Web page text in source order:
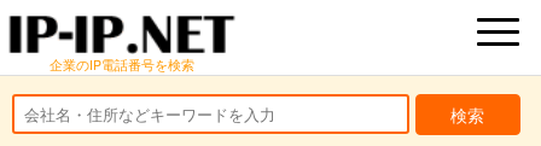
企業のIP電話番号を検索